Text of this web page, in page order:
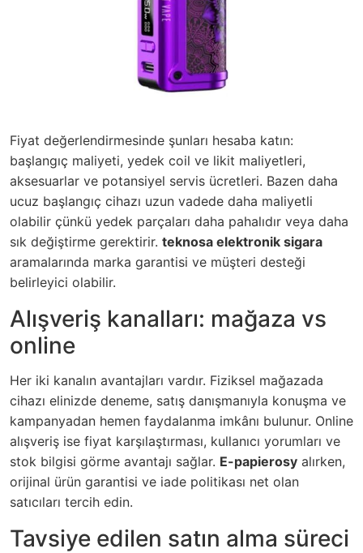
Fiyat değerlendirmesinde şunları hesaba katın:
başlangıç maliyeti, yedek coil ve likit maliyetleri,
aksesuarlar ve potansiyel servis ücretleri. Bazen daha
ucuz başlangıç cihazı uzun vadede daha maliyetli
olabilir çünkü yedek parçaları daha pahalıdır veya daha
sık değiştirme gerektirir. teknosa elektronik sigara
aramalarında marka garantisi ve müşteri desteği
belirleyici olabilir.
Alışveriş kanalları: mağaza vs
online
Her iki kanalın avantajları vardır. Fiziksel mağazada
cihazı elinizde deneme, satış danışmanıyla konuşma ve
kampanyadan hemen faydalanma imkânı bulunur. Online
alışveriş ise fiyat karşılaştırması, kullanıcı yorumları ve
stok bilgisi görme avantajı sağlar. E-papierosy alırken,
orijinal ürün garantisi ve iade politikası net olan
satıcıları tercih edin.
Tavsiye edilen satın alma süreci